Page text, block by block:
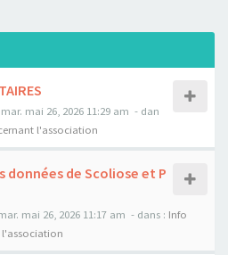
mai 26, 2026 11:29 am - dan
l'association
données de Scoliose et P
mai 26, 2026 11:17 am - dans : Info